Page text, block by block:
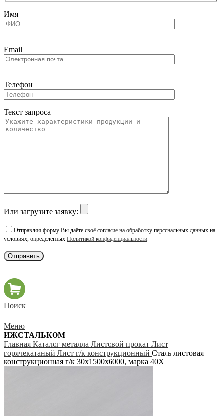
Имя
Email
Телефон
Текст запроса
Или загрузите заявку:
Отправляя форму Вы даёте своё согласие на обработку персональных данных на
условиях, определенных Политикой конфиденциальности
Поиск
Меню
ИЖСТАЛЬКОМ
Главная Каталог металла Листовой прокат Лист
горячекатаный Лист г/к конструкционный Сталь листовая
конструкционная г/к 30х1500х6000, марка 40Х